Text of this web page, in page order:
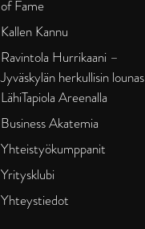
of Fame
Kallen Kannu
Ravintola Hurrikaani –
Jyväskylän herkullisin lounas
LähiTapiola Areenalla
Business Akatemia
Yhteistyökumppanit
Yritysklubi
Yhteystiedot